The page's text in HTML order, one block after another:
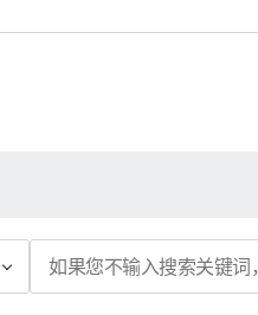
어